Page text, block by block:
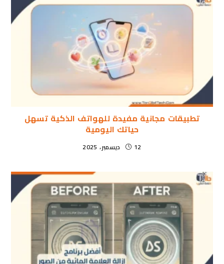
تطبيقات مجانية مفيدة للهواتف الذكية تسهل
حياتك اليومية
12 ديسمبر، 2025